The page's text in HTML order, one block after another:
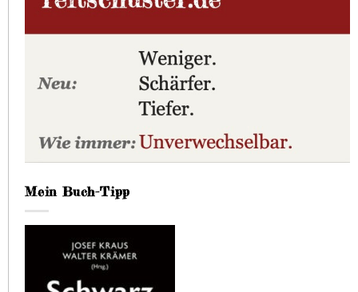
Mein Buch-Tipp